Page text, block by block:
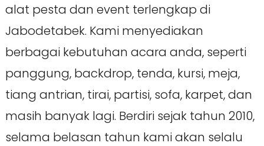
alat pesta dan event terlengkap di
Jabodetabek. Kami menyediakan
berbagai kebutuhan acara anda, seperti
panggung, backdrop, tenda, kursi, meja,
tiang antrian, tirai, partisi, sofa, karpet, dan
masih banyak lagi. Berdiri sejak tahun 2010,
selama belasan tahun kami akan selalu